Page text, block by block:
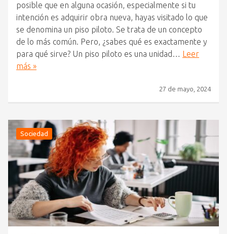
posible que en alguna ocasión, especialmente si tu
intención es adquirir obra nueva, hayas visitado lo que
se denomina un piso piloto. Se trata de un concepto
de lo más común. Pero, ¿sabes qué es exactamente y
para qué sirve? Un piso piloto es una unidad… Leer
más »
27 de mayo, 2024
Sociedad